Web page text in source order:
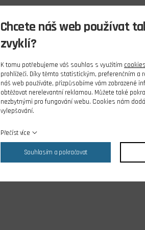
Chcete náš web používat
zvyklí?
K tomu potřebujeme váš souhlas s využitím cookies
prohlížeči. Díky těmto statistickým, preferenčním a
náš web používáte, přizpůsobíme vám zobrazené
obtěžovat nerelevantní reklamou. Můžete také
nezbytnými pro fungování webu. Cookies nám
vylepšování.
Přečíst více
Souhlasím a pokračovat